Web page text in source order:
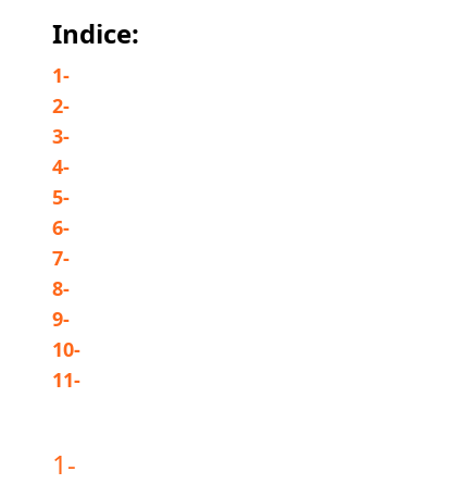
Indice:
1-
2-
3-
4-
5-
6-
7-
8-
9-
10-
11-
1-